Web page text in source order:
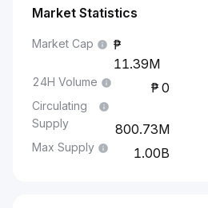
Market Statistics
Market Cap
11.39M
24H Volume 0
Circulating
Supply
800.73M
Max Supply 1.00B